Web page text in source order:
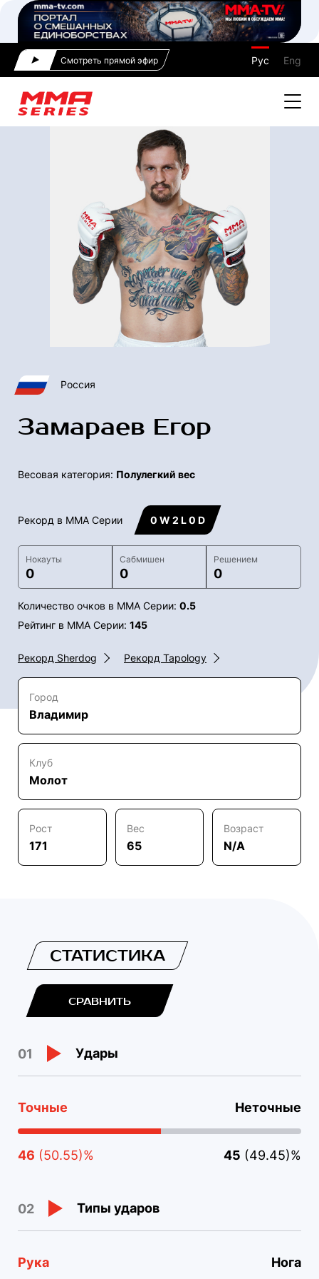
Смотреть прямой эфир Рус Eng
Россия
Замараев Егор
Весовая категория: Полулегкий вес
Рекорд в ММА Серии 0 W 2 L 0 D
Нокауты
0
Сабмишен
0
Решением
0
Количество очков в ММА Серии: 0.5
Рейтинг в ММА Серии: 145
Рекорд Sherdog Рекорд Tapology
Город
Владимир
Клуб
Молот
Рост
171
Вес
65
Возраст
N/A
СТАТИСТИКА
СРАВНИТЬ
01 Удары
Точные Неточные
46 (50.55)% 45 (49.45)%
02 Типы ударов
Рука Нога